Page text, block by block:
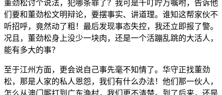
董劲松讨个说法，犯哪条罪了？我可是千叮咛万嘱咐，告诉他
们要和董劲松文明辩论，要摆事实、讲道理。谁知这帮家伙不
听招呼，竟然动了粗！最后发现事态失控，我还立即报了警。
况且，董劲松身上没少一块肉，还是一个活蹦乱跳的大活人，
能有多大的事？
至于江州方面，更会说自己事先毫不知情了。华守正找董劲
松，那是人家的私人恩怨，我们有什么办法！他们那一伙人，
怎么从澳门厮打到广东渔村，我们更不清楚。到了后来，还是